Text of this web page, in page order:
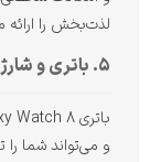
لذت‌بخش را ارائه
۵. باتری و شارژدهی
و می‌تواند شما را